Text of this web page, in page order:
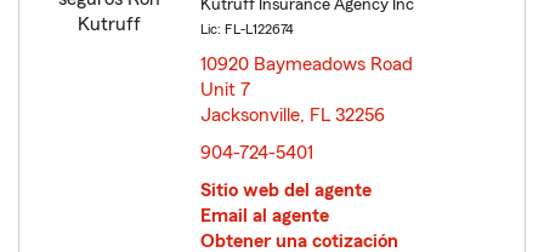
Kutruff Insurance Agency Inc
Lic: FL-L122674
10920 Baymeadows Road
Unit 7
Jacksonville, FL 32256
904-724-5401
Sitio web del agente
Email al agente
Obtener una cotización